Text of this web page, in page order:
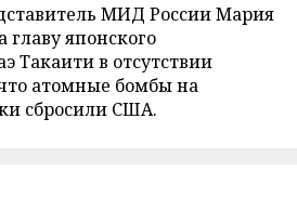
МИД России Мария
главу японского
Такаити в отсутствии
атомные бомбы на
сбросили США.